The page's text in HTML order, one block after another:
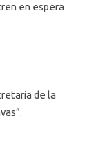
en espera
de la